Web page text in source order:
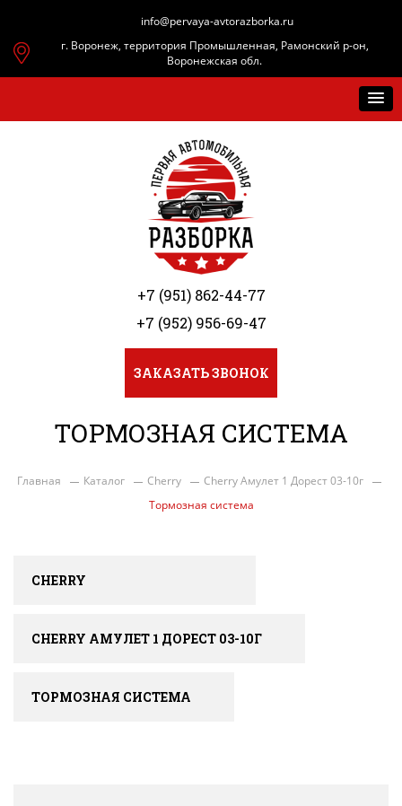
info@pervaya-avtorazborka.ru
г. Воронеж, территория Промышленная, Рамонский р-он,
Воронежская обл.
ЗАКАЗАТЬ ЗВОНОК
+7 (951) 862-44-77
+7 (952) 956-69-47
ТОРМОЗНАЯ СИСТЕМА
Главная Каталог Cherry
Cherry Амулет 1 Дорест 03-10г
Тормозная система
CHERRY
CHERRY АМУЛЕТ 1 ДОРЕСТ 03-10Г
ТОРМОЗНАЯ СИСТЕМА